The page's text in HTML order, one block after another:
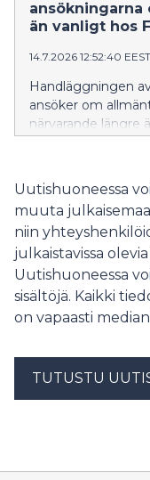
kaikkia nykyisiä
terapioiden
ansökningarna
än vanligt hos
14.7.2026 12:52:40 EEST
Handläggningen
ansöker om
närvarande längre
slutfört sina
med
uppskattar att
veckorna.
Uutishuoneessa
muuta
niin
julkaistavissa
Uutishuoneessa
sisältöjä. Kaikki
on vapaasti
TUTUSTU